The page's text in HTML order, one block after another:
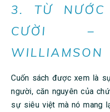
3. TỪ
CƯỜI –
WILLIAMSON
Cuốn sách được xem là
người, căn nguyên của
sự siêu việt mà nó mang